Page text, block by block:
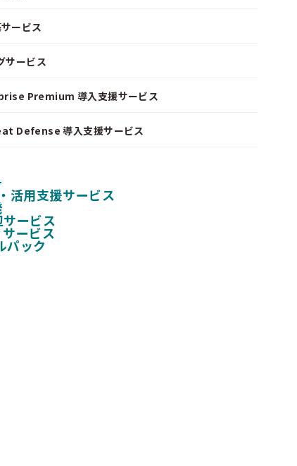
ービス
サービス
Premium 導入支援サービス
Defense 導入支援サービス
活用支援サービス
ービス
ービス
パック